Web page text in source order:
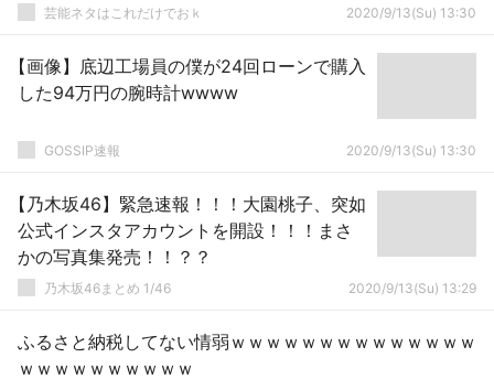
芸能ネタはこれだけでおｋ 2020/9/13(Su) 13:30
【画像】底辺工場員の僕が24回ローンで購入
した94万円の腕時計wwww
GOSSIP速報 2020/9/13(Su) 13:30
【乃木坂46】緊急速報！！！大園桃子、突如
公式インスタアカウントを開設！！！まさ
かの写真集発売！！？？
乃木坂46まとめ 1/46 2020/9/13(Su) 13:29
ふるさと納税してない情弱ｗｗｗｗｗｗｗｗｗｗｗｗｗｗ
ｗｗｗｗｗｗｗｗｗｗ